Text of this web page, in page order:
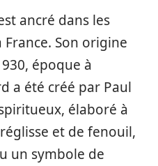
ancré dans les
Son origine
époque à
a été créé par Paul
élaboré à
et de fenouil,
un symbole de